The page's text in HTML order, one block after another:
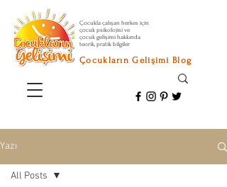
Çocukla çalışan herkes için
çocuk psikolojisi ve
çocuk gelişimi hakkında
teorik, pratik bilgiler
Çocukların Gelişimi Blog
Yazı
All Posts